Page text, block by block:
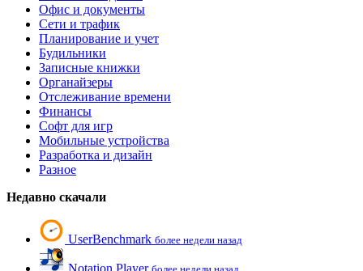
Офис и документы
Сети и трафик
Планирование и учет
Будильники
Записные книжки
Органайзеры
Отслеживание времени
Финансы
Софт для игр
Мобильные устройства
Разработка и дизайн
Разное
Недавно скачали
UserBenchmark более недели назад
Notation Player